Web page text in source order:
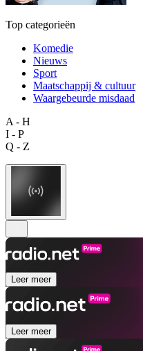
Top categorieën
Komedie
Nieuws
Sport
Maatschappij & cultuur
Waargebeurde misdaad
A - H
I - P
Q - Z
Leer meer
Leer meer